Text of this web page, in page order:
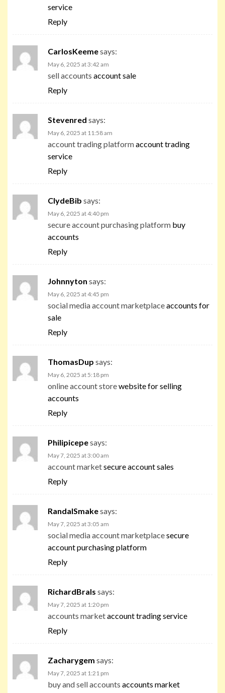
service
Reply
CarlosKeemesays:
May 6, 2025 at 3:42 am
sell accounts account sale
Reply
Stevenred says:
May 6, 2025 at 11:58 am
account trading platformaccount trading
service
Reply
ClydeBib says:
May 6, 2025 at 4:40 pm
secure account purchasing platform buy
accounts
Reply
Johnnyton says:
May 6, 2025 at 4:45 pm
social media account marketplaceaccounts for
sale
Reply
ThomasDup says:
May 6, 2025 at 5:18 pm
online account storewebsite for selling
accounts
Reply
Philipicepesays:
May 7, 2025 at 3:00 am
account marketsecure account sales
Reply
RandalSmakesays:
May 7, 2025 at 3:05 am
social media account marketplacesecure
account purchasing platform
Reply
RichardBrals says:
May 7, 2025 at 1:20 pm
accounts marketaccount trading service
Reply
Zacharygem says:
May 7, 2025 at 1:21 pm
buy and sell accounts accounts market